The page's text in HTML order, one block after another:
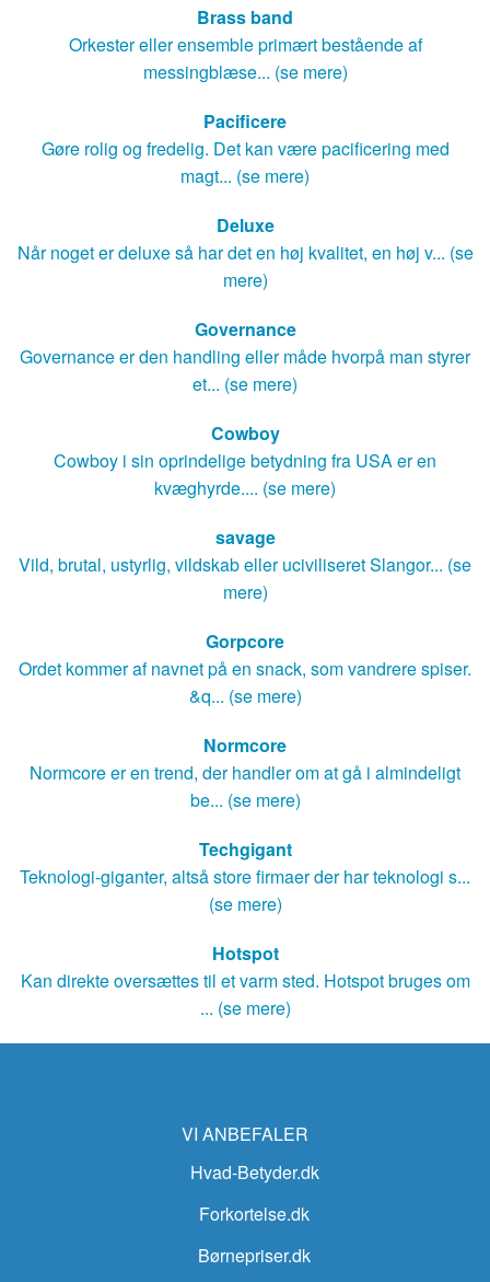
Brass band
Orkester eller ensemble primært bestående af
messingblæse... (se mere)
Pacificere
Gøre rolig og fredelig. Det kan være pacificering med
magt... (se mere)
Deluxe
Når noget er deluxe så har det en høj kvalitet, en høj v... (se
mere)
Governance
Governance er den handling eller måde hvorpå man styrer
et... (se mere)
Cowboy
Cowboy i sin oprindelige betydning fra USA er en
kvæghyrde.... (se mere)
savage
Vild, brutal, ustyrlig, vildskab eller uciviliseret Slangor... (se
mere)
Gorpcore
Ordet kommer af navnet på en snack, som vandrere spiser.
&q... (se mere)
Normcore
Normcore er en trend, der handler om at gå i almindeligt
be... (se mere)
Techgigant
Teknologi-giganter, altså store firmaer der har teknologi s...
(se mere)
Hotspot
Kan direkte oversættes til et varm sted. Hotspot bruges om
... (se mere)
VI ANBEFALER
Hvad-Betyder.dk
Forkortelse.dk
Børnepriser.dk